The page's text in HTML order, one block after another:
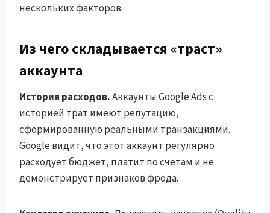
нескольких факторов.
Из чего складывается «траст»
аккаунта
История расходов.Аккаунты Google Ads с
историей трат имеют репутацию,
сформированную реальными транзакциями.
Google видит, что этот аккаунт регулярно
расходует бюджет, платит по счетам и не
демонстрирует признаков фрода.